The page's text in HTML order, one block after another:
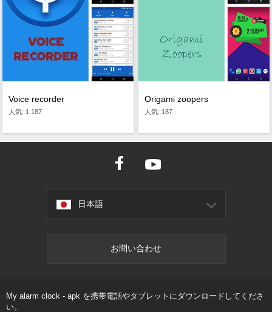
Voice recorder
人気: 1 187
Origami zoopers
人気: 187
日本語
お問い合わせ
My alarm clock - apk を携帯電話やタブレットにダウンロードしてくださ
い。